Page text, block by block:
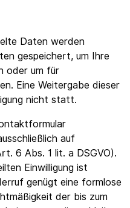
Daten werden
gespeichert, um Ihre
oder um für
Eine Weitergabe dieser
nicht statt.
auf
6 Abs. 1 lit. a DSGVO).
Einwilligung ist
genügt eine formlose
der bis zum